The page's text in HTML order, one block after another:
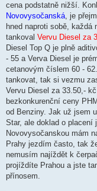
cena podstatně nižší.
Novovysočanská , je
hned naproti sobě, každá
tankoval Vervu Diesel za
Diesel Top Q je plně
- 55 a Verva Diesel je
cetanovým číslem 60 -
tankovat, tak si vezmu
Vervu Diesel za 33.50,-
bezkonkurenční ceny
od Benziny. Jak už jsem
Star, ale doklad o placení
Novovysočanskou mám
Prahy jezdím často, tak
nemusím najíždět k
projíždíte Prahou a jste
přínosem.